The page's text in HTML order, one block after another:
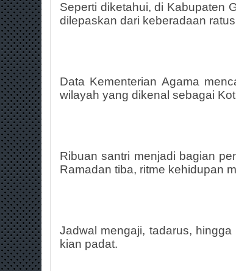
Seperti diketahui, di Kabupaten
dilepaskan dari keberadaan
Data Kementerian Agama
wilayah yang dikenal sebagai
Ribuan santri menjadi bagian
Ramadan tiba, ritme kehidupan
Jadwal mengaji, tadarus,
kian padat.